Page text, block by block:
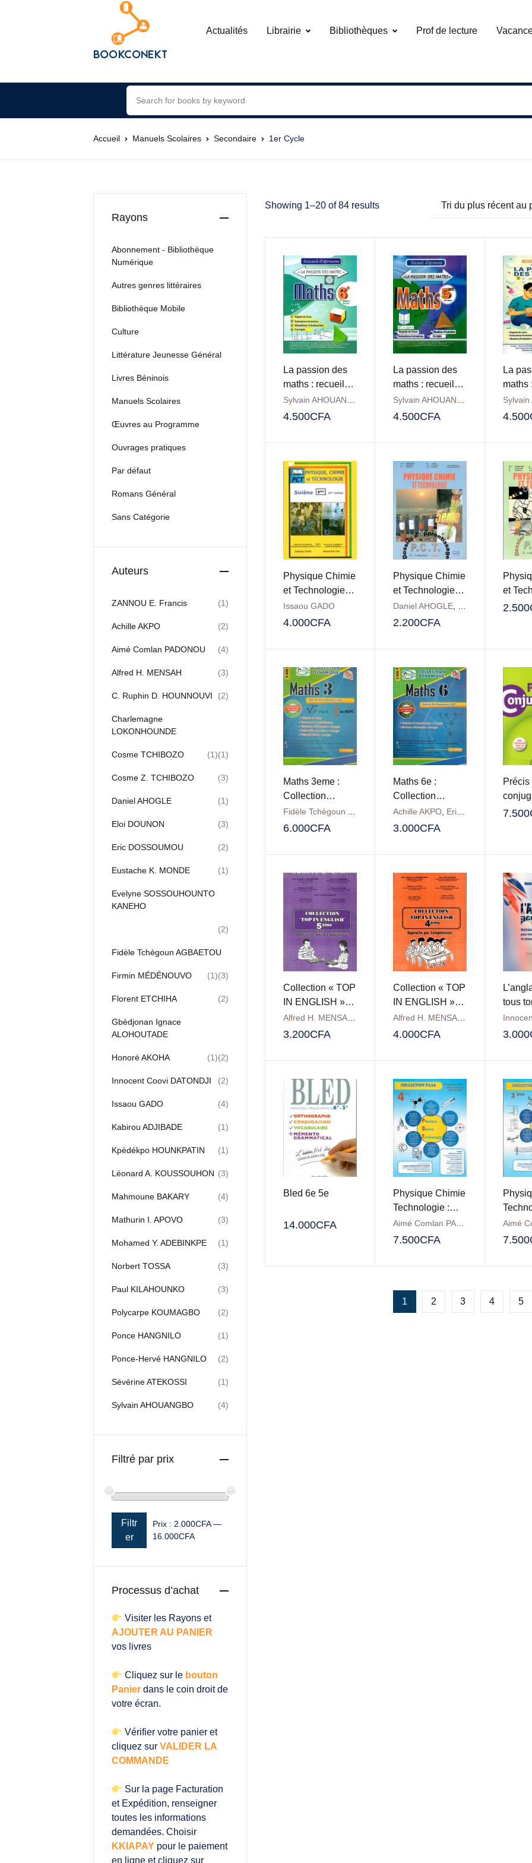
Actualités Librairie Bibliothèques Prof de lecture
Accueil Manuels Scolaires Secondaire 1er Cycle
Showing 1–20 of 84 results Tri du plus récent au
La passion des
maths : recueil
d’épreuves 6èmeSylvain AHOUANGBO
4.500CFA
La passion des
maths : recueil
d’épreuves 5èmeSylvain AHOUANGBO
4.500CFA
La
maths
4.500
Physique Chimie
et Technologie
6ème : Collection
GADO
Issaou GADO
4.000CFA
Physique Chimie
et Technologie
5ème : Collection
lumière
Daniel AHOGLE, Eustache K.
2.200CFA
et
4ème
2.500
Maths 3eme :
Collection
Dynamique
Fidèle Tchègoun AGBAETOU
6.000CFA
Maths 6e :
Collection
dynamique
Achille AKPO, Eric DOSSOUMOU ,
3.000CFA
Précis
7.500
Collection « TOP
IN ENGLISH »
5ème
Alfred H. MENSAH Eloi DOUNON, Léonard A. KOUSSOUHON,
3.200CFA
Collection « TOP
IN ENGLISH »
4ème
Alfred H. MENSAH Eloi DOUNON,
4.000CFA
tous
3.000
Bled 6e 5e
14.000CFA
Physique Chimie
Technologie :
Collection PAAS
4ème
Aimé Comlan PADONOU Cosme Z.
7.500CFA
3ème
7.500
1 2 3 4 5
Rayons
Abonnement - Bibliothèque
Numérique
Autres genres littéraires
Bibliothèque Mobile
Culture
Littérature Jeunesse Général
Livres Béninois
Manuels Scolaires
Œuvres au Programme
Ouvrages pratiques
Par défaut
Romans Général
Sans Catégorie
Auteurs
ZANNOU E. Francis (1)
Achille AKPO (2)
Aimé Comlan PADONOU (4)
Alfred H. MENSAH (3)
C. Ruphin D. HOUNNOUVI (2)
Charlemagne
LOKONHOUNDE
(1)
Cosme TCHIBOZO (1)
Cosme Z. TCHIBOZO (3)
Daniel AHOGLE (1)
Eloi DOUNON (3)
Eric DOSSOUMOU (2)
Eustache K. MONDE (1)
Evelyne SOSSOUHOUNTO
KANEHO
(2)
Fidèle Tchègoun AGBAETOU
(3)
Firmin MÉDÉNOUVO (1)
Florent ETCHIHA (2)
Gbèdjonan Ignace
ALOHOUTADE
(2)
Honoré AKОНА (1)
Innocent Coovi DATONDJI (2)
Issaou GADO (4)
Kabirou ADJIBADE (1)
Kpèdékpo HOUNKPATIN (1)
Léonard A. KOUSSOUHON (3)
Mahmoune BAKARY (4)
Mathurin I. APOVO (3)
Mohamed Y. ADEBINKPΕ (1)
Norbert TOSSA (3)
Paul KILAHOUNKO (3)
Polycarpe KOUMAGBO (2)
Ponce HANGNILO (1)
Ponce-Hervé HANGNILO (2)
Sévérine ATEKOSSI (1)
Sylvain AHOUANGBO (4)
Filtré par prix
Prix min
Prix max
Filtr
er
Prix : 2.000CFA—
16.000CFA
Processus d’achat
Visiter les Rayons et
AJOUTER AU PANIER
vos livres
Cliquez sur le bouton
Panier dans le coin droit de
votre écran.
Vérifier votre panier et
cliquez sur VALIDER LA
COMMANDE
Sur la page Facturation
et Expédition, renseigner
toutes les informations
demandées. Choisir
KKIAPAY pour le paiement
en ligne et cliquez sur